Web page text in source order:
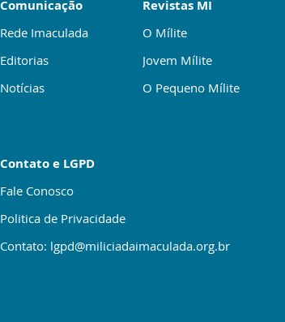
Comunicação
Rede Imaculada
Editorias
Notícias
Revistas MI
O Mílite
Jovem Mílite
O Pequeno Mílite
Contato e LGPD
Fale Conosco
Politica de Privacidade
Contato: lgpd@miliciadaimaculada.org.br